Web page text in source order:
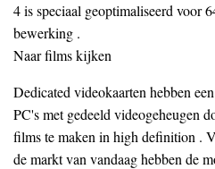
4 is speciaal geoptimaliseerd voor
bewerking .
Naar films kijken
Dedicated videokaarten hebben
PC's met gedeeld videogeheugen
films te maken in high definition .
de markt van vandaag hebben de